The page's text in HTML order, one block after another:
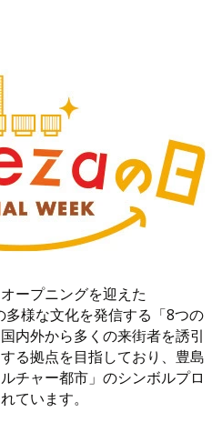
ープニングを迎えた
多様な文化を発信する「8つの
内外から多くの来街者を誘引
る拠点を目指しており、豊島
チャー都市」のシンボルプロ
ています。